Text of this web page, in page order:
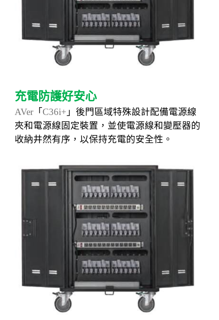
充電防護好安心
AVer 「 C36i+ 」 後門區域特殊設計配備電源線
夾和電源線固定裝置，並使電源線和變壓器的
收納井然有序，以保持充電的安全性。